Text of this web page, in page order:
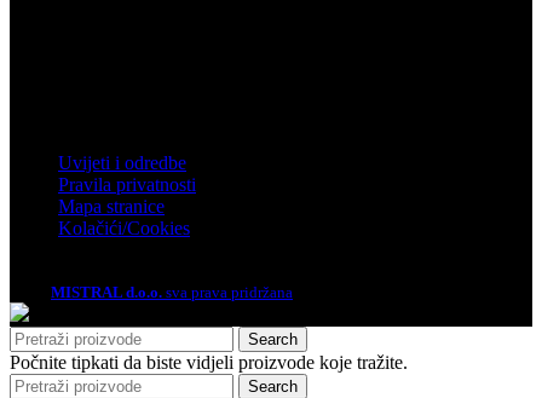
Uvijeti i odredbe
Pravila privatnosti
Mapa stranice
Kolačići/Cookies
MISTRAL d.o.o. sva prava pridržana
Search
Počnite tipkati da biste vidjeli proizvode koje tražite.
Search